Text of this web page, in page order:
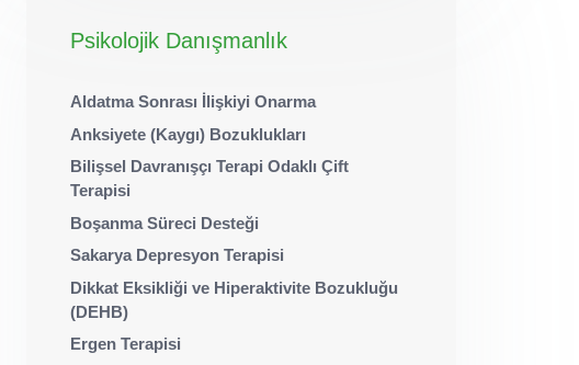
Psikolojik Danışmanlık
Aldatma Sonrası İlişkiyi Onarma
Anksiyete (Kaygı) Bozuklukları
Bilişsel Davranışçı Terapi Odaklı Çift
Terapisi
Boşanma Süreci Desteği
Sakarya Depresyon Terapisi
Dikkat Eksikliği ve Hiperaktivite Bozukluğu
(DEHB)
Ergen Terapisi